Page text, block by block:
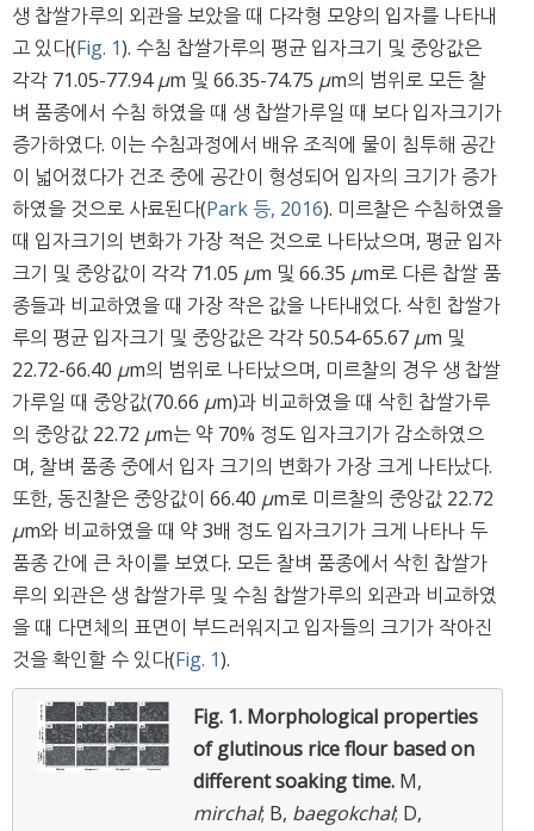
생 찹쌀가루의 외관을 보았을 때 다각형 모양의 입자를 나타내
고 있다(Fig. 1). 수침 찹쌀가루의 평균 입자크기 및 중앙값은
각각 71.05-77.94μm 및 66.35-74.75 μm의 범위로 모든 찰
벼 품종에서 수침 하였을 때 생 찹쌀가루일 때 보다 입자크기가
증가하였다. 이는 수침과정에서 배유 조직에 물이 침투해 공간
이 넓어졌다가 건조 중에 공간이 형성되어 입자의 크기가 증가
하였을 것으로 사료된다(Park 등, 2016). 미르찰은 수침하였을
때 입자크기의 변화가 가장 적은 것으로 나타났으며, 평균 입자
크기 및 중앙값이 각각 71.05 μm 및 66.35 μm로 다른 찹쌀 품
종들과 비교하였을 때 가장 작은 값을 나타내었다. 삭힌 찹쌀가
루의 평균 입자크기 및 중앙값은 각각 50.54-65.67 μm 및
22.72-66.40 μm의 범위로 나타났으며, 미르찰의 경우 생 찹쌀
가루일 때 중앙값(70.66 μm)과 비교하였을 때 삭힌 찹쌀가루
의 중앙값 22.72 μm는 약 70% 정도 입자크기가 감소하였으
며, 찰벼 품종 중에서 입자 크기의 변화가 가장 크게 나타났다.
또한, 동진찰은 중앙값이 66.40 μm로 미르찰의 중앙값 22.72
μm와 비교하였을 때 약 3배 정도 입자크기가 크게 나타나 두
품종 간에 큰 차이를 보였다. 모든 찰벼 품종에서 삭힌 찹쌀가
루의 외관은 생 찹쌀가루 및 수침 찹쌀가루의 외관과 비교하였
을 때 다면체의 표면이 부드러워지고 입자들의 크기가 작아진
것을 확인할 수 있다(Fig. 1).
Fig. 1. Morphological properties
of glutinous rice flour based on
different soaking time. M,
mirchal; B, baegokchal; D,